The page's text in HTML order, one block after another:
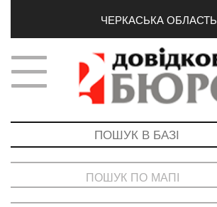
ЧЕРКАСЬКА ОБЛАСТЬ
ПОШУК ПО МАПІ